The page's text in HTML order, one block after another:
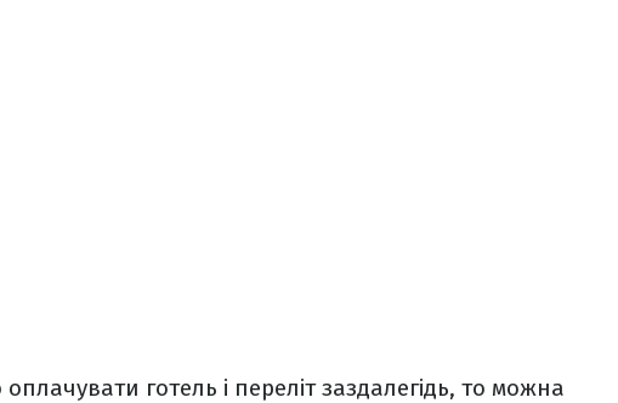
готель і переліт заздалегідь, то можна